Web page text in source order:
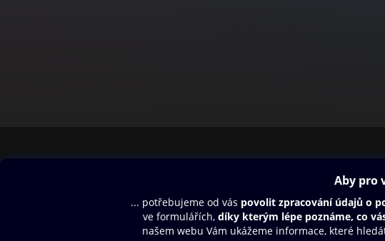
Aplikace a hry
SMS/MMS Info
Blog
Dárkový poukaz
Nápověda